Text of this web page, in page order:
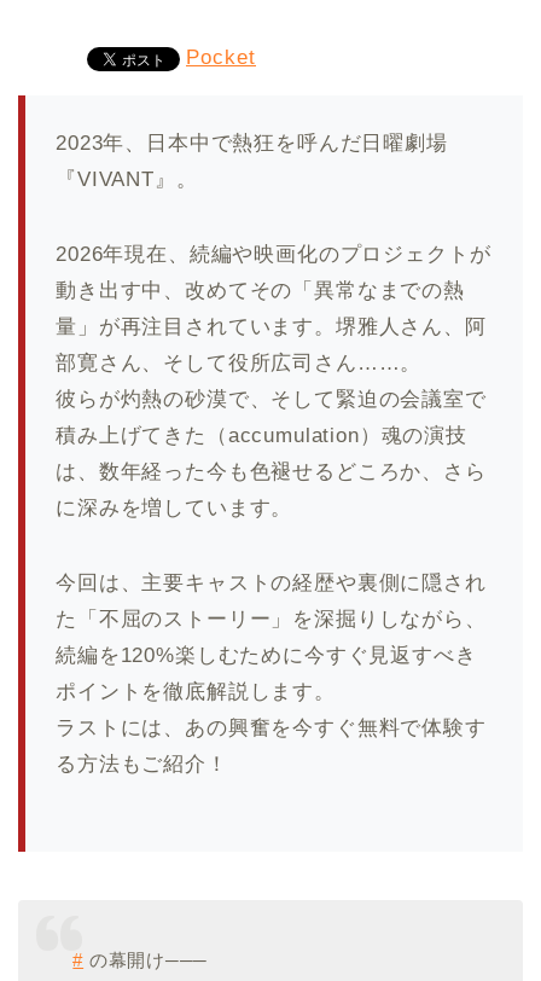
Pocket
2023年、日本中で熱狂を呼んだ日曜劇場
『VIVANT』。
2026年現在、続編や映画化のプロジェクトが
動き出す中、改めてその「異常なまでの熱
量」が再注目されています。堺雅人さん、阿
部寛さん、そして役所広司さん……。
彼らが灼熱の砂漠で、そして緊迫の会議室で
積み上げてきた（accumulation）魂の演技
は、数年経った今も色褪せるどころか、さら
に深みを増しています。
今回は、主要キャストの経歴や裏側に隠され
た「不屈のストーリー」を深掘りしながら、
続編を120%楽しむために今すぐ見返すべき
ポイントを徹底解説します。
ラストには、あの興奮を今すぐ無料で体験す
る方法もご紹介！
# の幕開け───